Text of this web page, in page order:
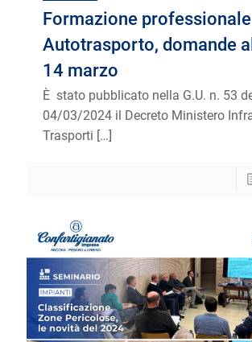
Formazione professionale
Autotrasporto, domande
14 marzo
È stato pubblicato nella G.U. n. 53
04/03/2024 il Decreto Ministero
Trasporti […]